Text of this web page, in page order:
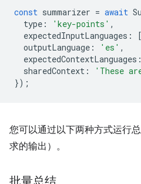
const summarizer = await
type : 'key-points' ,
expectedInputLanguages : [
outputLanguage : 'es' ,
expectedContextLanguages :
sharedContext :
'These
});
您可以通过以下两种方式运行
求的输出）。